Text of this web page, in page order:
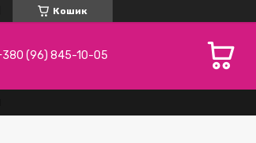
Кошик
(96) 845-10-05